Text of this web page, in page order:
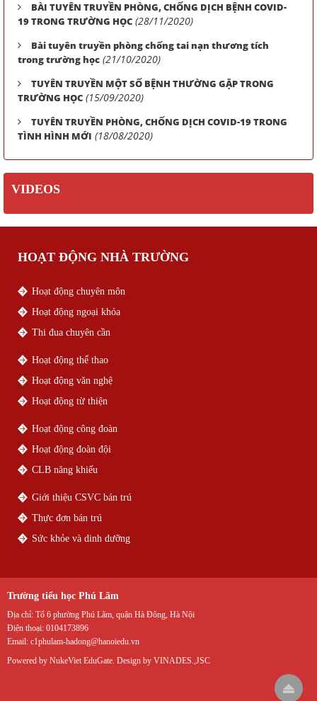
BÀI TUYÊN TRUYỀN PHÒNG, CHỐNG DỊCH BỆNH COVID-
19 TRONG TRƯỜNG HỌC (28/11/2020)
Bài tuyên truyền phòng chống tai nạn thương tích
trong trường học (21/10/2020)
TUYÊN TRUYỀN MỘT SỐ BỆNH THƯỜNG GẶP TRONG
TRƯỜNG HỌC (15/09/2020)
TUYÊN TRUYỀN PHÒNG, CHỐNG DỊCH COVID-19 TRONG
TÌNH HÌNH MỚI (18/08/2020)
VIDEOS
HOẠT ĐỘNG NHÀ TRƯỜNG
Hoạt động chuyên môn
Hoạt động ngoại khóa
Thi đua chuyên cần
Hoạt động thể thao
Hoạt động văn nghệ
Hoạt động từ thiện
Hoạt động công đoàn
Hoạt động đoàn đội
CLB năng khiếu
Giới thiệu CSVC bán trú
Thực đơn bán trú
Sức khỏe và dinh dưỡng
Trường tiểu học Phú Lãm
Địa chỉ: Tổ 6 phường Phú Lãm, quận Hà Đông, Hà Nội
Điện thoại: 0104173896
Email: c1phulam-hadong@hanoiedu.vn
Powered by NukeViet EduGate. Design by VINADES.,JSC